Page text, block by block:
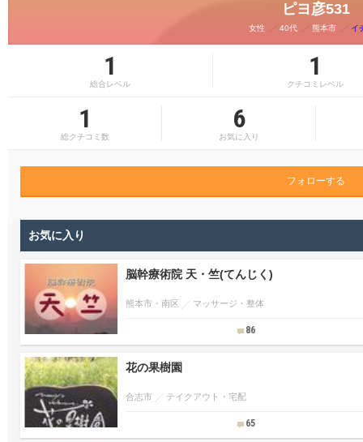
ピヨ彦531
女性 40代 熊本市 イ
1
総合レベル
1
クチコミレベル
1
総クチコミ数
6
お気に入り
フォローする
お気に入り
脳幹療術院 天・竺(てんじく)
熊本市・南区 マッサージ・整体
86
花の果樹園
合志市 テイクアウト・宅配
65